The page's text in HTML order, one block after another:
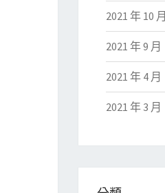
2021 年 10 月
2021 年 9 月
2021 年 4 月
2021 年 3 月